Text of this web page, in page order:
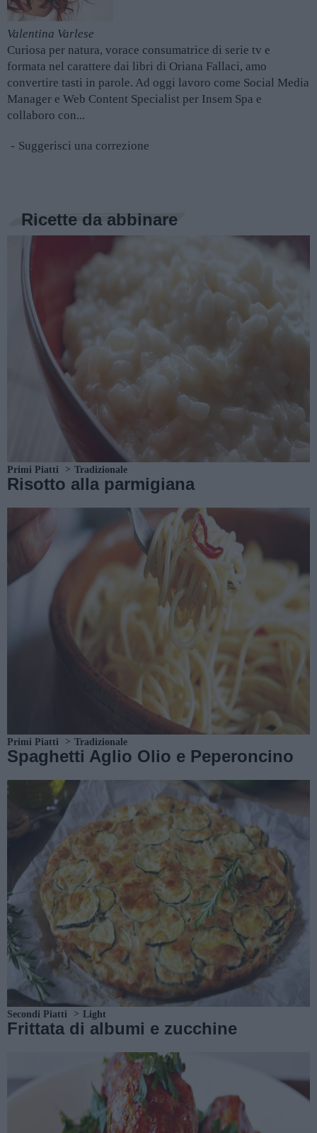
Valentina Varlese
Curiosa per natura, vorace consumatrice di serie tv e
formata nel carattere dai libri di Oriana Fallaci, amo
convertire tasti in parole. Ad oggi lavoro come Social Media
Manager e Web Content Specialist per Insem Spa e
collaboro con...
Suggerisci una correzione
Ricette da abbinare
Primi Piatti Tradizionale
Risotto alla parmigiana
Primi Piatti Tradizionale
Spaghetti Aglio Olio e Peperoncino
Secondi Piatti Light
Frittata di albumi e zucchine